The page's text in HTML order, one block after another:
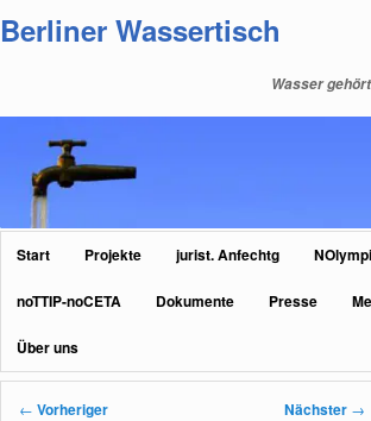
primären
Berliner Wassertisch
Wasser
Hauptmenü
Start Projekte jurist. Anfechtg
noTTIP-noCETA Dokumente Presse
Über uns
Beitragsnavigation
← Vorheriger Nächster →